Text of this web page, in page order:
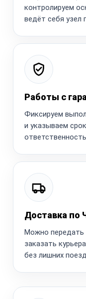
контролируем
ведёт себя узел
Работы с
Фиксируем
и указываем
Доставка по
Можно передать
заказать
без лишних